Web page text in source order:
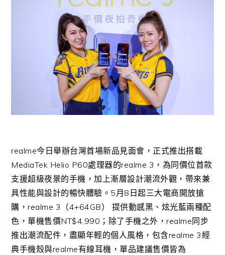
realme今日舉辦台灣首場新品見面會，正式推出搭載
MediaTek Helio P60處理器的realme 3，為同價位首款
支援超級夜景的手機，加上漸層設計潮流外觀，帶來兼
具性能與設計的暢快體驗。5月8日起三大電商開放搶
購，realme 3（4+64GB） 提供動感黑、炫光藍兩種配
色，單機售價NT$4,990；除了手機之外，realme同步
推出潮流配件，盡顯年輕的個人風格，包含realme 3經
典手機殼與realme有線耳機，單品建議售價皆為